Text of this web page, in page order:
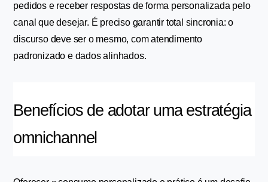
pedidos e receber respostas de forma personalizada pelo
canal que desejar. É preciso garantir total sincronia: o
discurso deve ser o mesmo, com atendimento
padronizado e dados alinhados.
Benefícios de adotar uma estratégia
omnichannel